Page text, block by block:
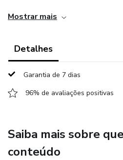
Conheça as receitas
Morango e Alecrim assado
Redução de abacaxi
Mostrar mais
Detalhes
Garantia de 7 dias
96% de avaliações positivas
Saiba mais sobre
conteúdo